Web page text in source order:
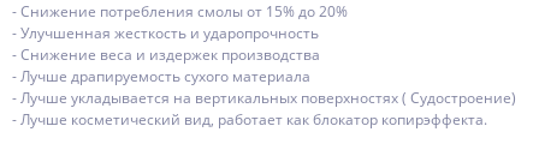
- Снижение потребления смолы от 15% до 20%
- Улучшенная жесткость и ударопрочность
- Снижение веса и издержек производства
- Лучше драпируемость сухого материала
- Лучше укладывается на вертикальных поверхностях ( Судостроение)
- Лучше косметический вид, работает как блокатор копирэффекта.